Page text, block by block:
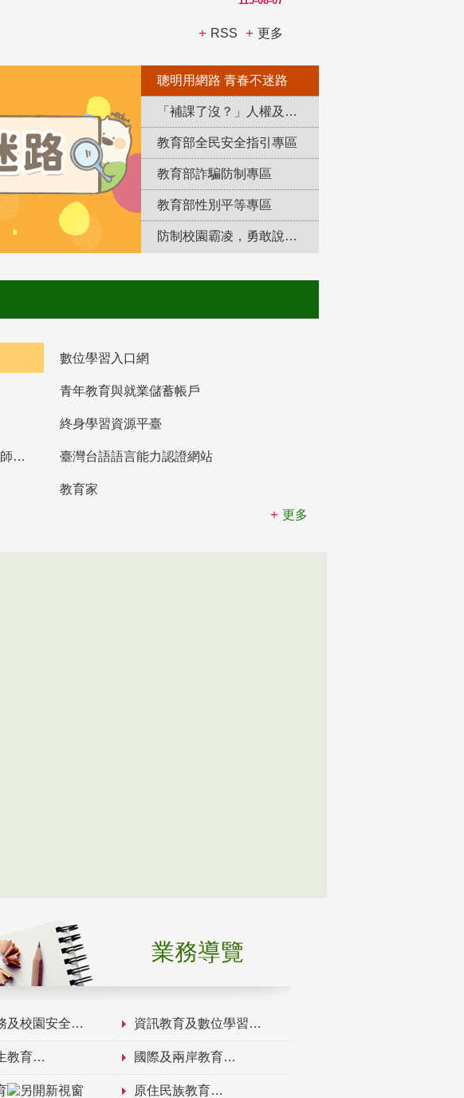
RSS 更多
聰明用網路 青春不迷路
「補課了沒？」人權及轉型正義教育專區
教育部全民安全指引專區
教育部詐騙防制專區
教育部性別平等專區
防制校園霸凌，勇敢說出來！
數位學習入口網
青年教育與就業儲蓄帳戶
終身學習資源平臺
教育部高中等以下學校及幼兒園教師資格檢定考試 臺灣台語語言能力認證網站
教育家
更多
業務導覽
及校園安全 資訊教育及數位學習
教育 國際及兩岸教育
原住民族教育